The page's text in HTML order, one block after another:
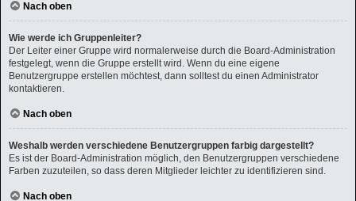
Nach oben
Wie werde ich Gruppenleiter?
Der Leiter einer Gruppe wird normalerweise durch die Board-Administration
festgelegt, wenn die Gruppe erstellt wird. Wenn du eine eigene
Benutzergruppe erstellen möchtest, dann solltest du einen Administrator
kontaktieren.
Nach oben
Weshalb werden verschiedene Benutzergruppen farbig dargestellt?
Es ist der Board-Administration möglich, den Benutzergruppen verschiedene
Farben zuzuteilen, so dass deren Mitglieder leichter zu identifizieren sind.
Nach oben